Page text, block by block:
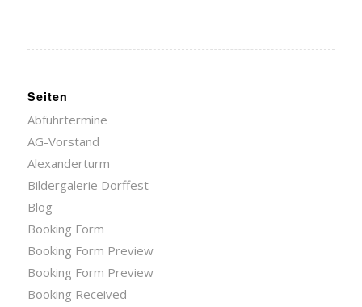
Seiten
Abfuhrtermine
AG-Vorstand
Alexanderturm
Bildergalerie Dorffest
Blog
Booking Form
Booking Form Preview
Booking Form Preview
Booking Received